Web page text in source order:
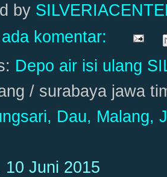
by
komentar:
Depo air isi ulang
/ surabaya jawa
Dau, Malang,
10 Juni 2015